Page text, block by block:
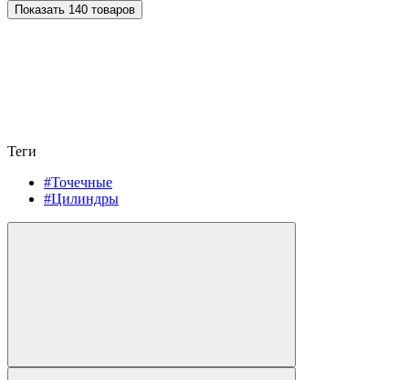
Показать 140 товаров
Теги
#Точечные
#Цилиндры